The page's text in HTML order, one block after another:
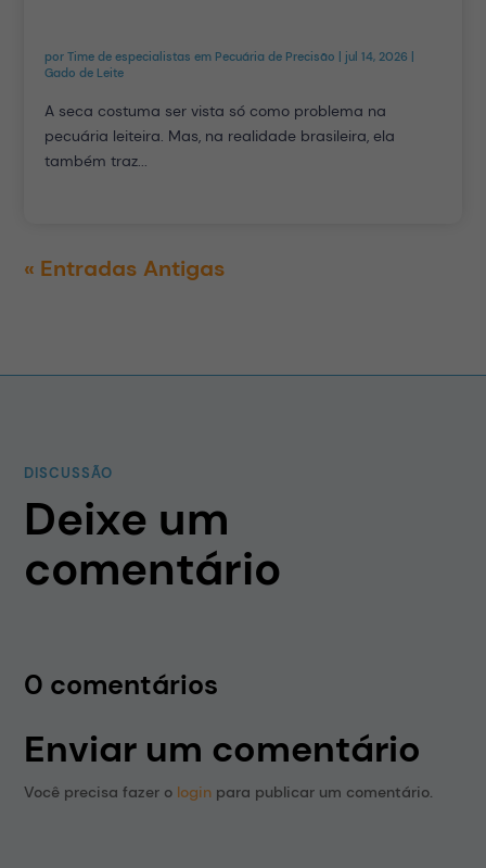
porTime de especialistas em Pecuária de Precisão jul 14, 2026
Gado de Leite
A seca costuma ser vista só como problema na
pecuária leiteira. Mas, na realidade brasileira, ela
também traz...
« Entradas Antigas
DISCUSSÃO
Deixe um
comentário
0 comentários
Enviar um comentário
Você precisa fazer o login para publicar um comentário.